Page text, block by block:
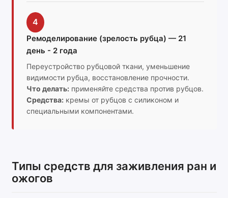
4
Ремоделирование (зрелость рубца) — 21
день - 2 года
Переустройство рубцовой ткани, уменьшение
видимости рубца, восстановление прочности.
Что делать:применяйте средства против рубцов.
Средства:кремы от рубцов с силиконом и
специальными компонентами.
Типы средств для заживления ран и
ожогов